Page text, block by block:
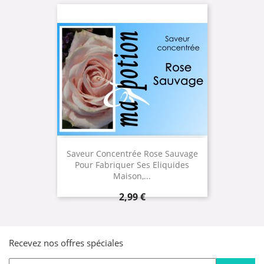
Saveur Concentrée Rose Sauvage
Pour Fabriquer Ses Eliquides
Maison,...
Prix
2,99 €
Recevez nos offres spéciales